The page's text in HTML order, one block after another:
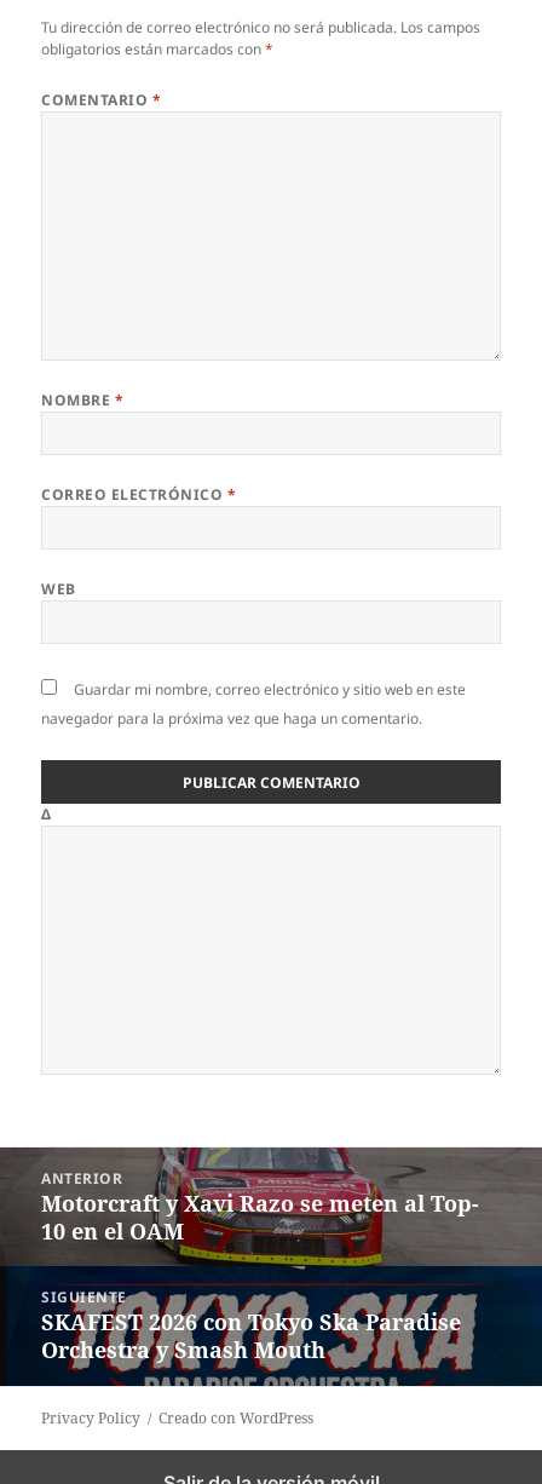
Tu dirección de correo electrónico no será publicada. Los campos
obligatorios están marcados con*
COMENTARIO *
NOMBRE *
CORREO ELECTRÓNICO *
WEB
Guardar mi nombre, correo electrónico y sitio web en este
navegador para la próxima vez que haga un comentario.
Δ
entradas
ANTERIOR
Entrada
anterior:
Motorcraft y Xavi Razo se meten al Top-
10 en el OAM
SIGUIENTE
Siguiente
entrada:
SKAFEST 2026 con Tokyo Ska Paradise
Orchestra y Smash Mouth
Privacy Policy Creado con WordPress